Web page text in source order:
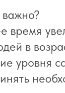
время
в
уровня